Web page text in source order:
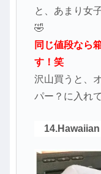
と、あまり女
🤣
同じ値段なら
す！笑
沢山買うと、
パー？に入れ